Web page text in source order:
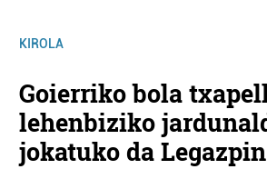
KIROLA
Goierriko bola
lehenbiziko
jokatuko da Legazpin